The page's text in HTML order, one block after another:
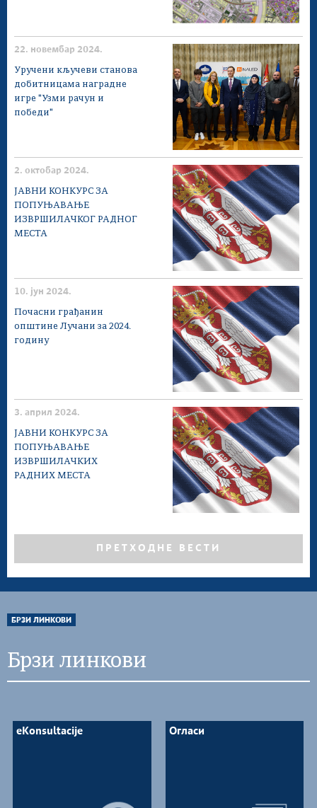
22. новембар 2024.
Уручени кључеви станова
добитницама наградне
игре "Узми рачун и
победи"
2. октобар 2024.
ЈАВНИ КОНКУРС ЗА
ПОПУЊАВАЊЕ
ИЗВРШИЛАЧКОГ РАДНОГ
МЕСТА
10. јун 2024.
Почасни грађанин
општине Лучани за 2024.
годину
3. април 2024.
ЈАВНИ КОНКУРС ЗА
ПОПУЊАВАЊЕ
ИЗВРШИЛАЧКИХ
РАДНИХ МЕСТА
ПРЕТХОДНЕ ВЕСТИ
БРЗИ ЛИНКОВИ
Брзи линкови
eKonsultacije Огласи